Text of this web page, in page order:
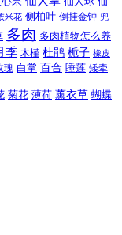
米花 侧柏叶 倒挂金钟 兜
多肉 多肉植物怎么养
季 木槿 杜鹃 栀子 橡皮
瑰 白掌 百合 睡莲 矮牵
菊花 薄荷 薰衣草 蝴蝶